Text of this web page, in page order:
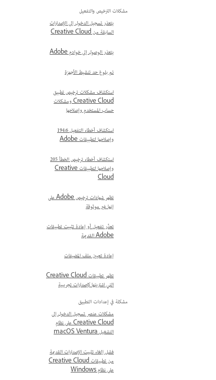
مشكلات الترخيص والتفعيل
يتعذر تسجيل الدخول إلى الإصدارات
السابقة من Creative Cloud
يتعذر الوصول إلى خوادم Adobe
تم بلوغ حد تنشيط الأجهزة
استكشاف مشكلات ترخيص تطبيق
Creative Cloud ومشكلات
حساب المستخدم وإصلاحها
استكشاف أخطاء التفعيل 194:6
وإصلاحها لتطبيقات Adobe
استكشاف أخطاء ترخيص الخطأ 205
وإصلاحها لتطبيقات Creative
Cloud
تظهر شهادات ترخيص Adobe على
إنها غير موثوقة
تعذّر تفعيل أو إعادة تثبيت تطبيقات
Adobe القديمة
إعادة تعيين ملف المضيفات
تظهر تطبيقات Creative Cloud
التي اشتريتها كإصدارات تجريبية
مشكلة في إعدادات التطبيق
مشكلات عنصر تسجيل الدخول إلى
Creative Cloud على نظام
التشغيل macOS Ventura
فشل إلغاء تثبيت الإصدارات القديمة
من تطبيقات Creative Cloud
على نظام Windows